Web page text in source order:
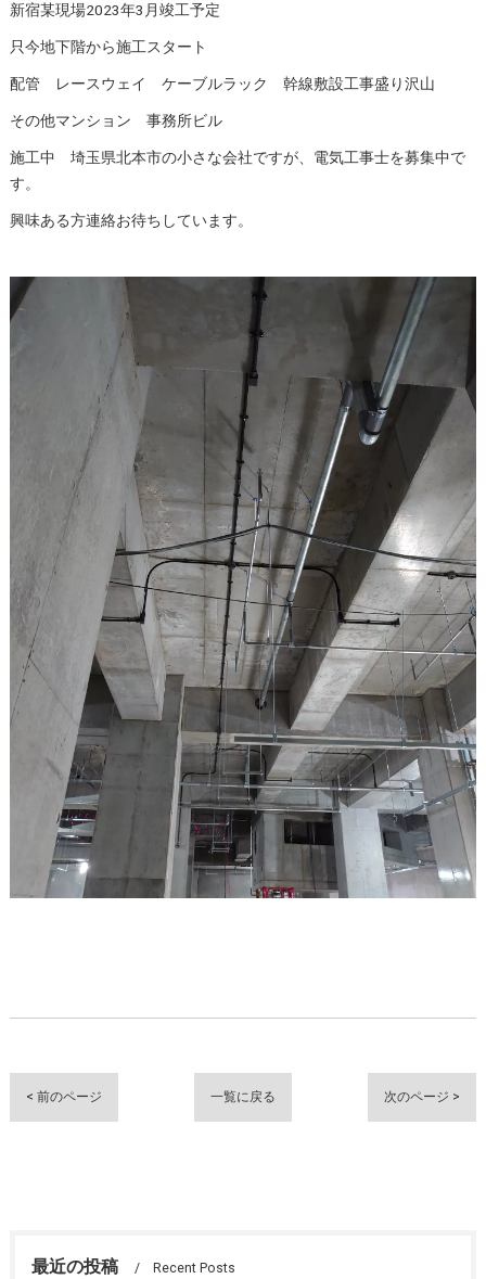
新宿某現場2023年3月竣工予定
只今地下階から施工スタート
配管 レースウェイ ケーブルラック 幹線敷設工事盛り沢山
その他マンション 事務所ビル
施工中 埼玉県北本市の小さな会社ですが、電気工事士を募集中で
す。
興味ある方連絡お待ちしています。
< 前のページ 一覧に戻る 次のページ >
最近の投稿 Recent Posts